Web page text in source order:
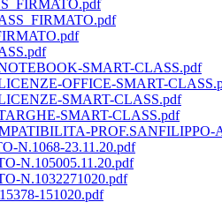
SMART-CLASS.pdf
OFFICE-SMART-
SMART-CLASS.pdf
SMART-CLASS.pdf
N.1068-23.11.20.pdf
N.105005.11.20.pdf
N.1032271020.pdf
151020.pdf